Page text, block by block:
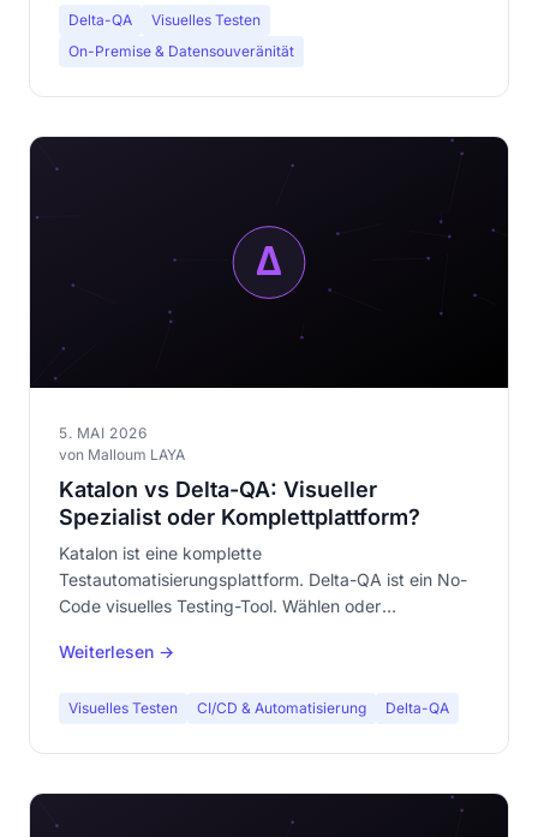
Delta-QA
Visuelles Testen
On-Premise & Datensouveränität
5. MAI 2026
von Malloum LAYA
Katalon vs Delta-QA: Visueller
Spezialist oder Komplettplattform?
Katalon ist eine komplette
Testautomatisierungsplattform. Delta-QA ist ein No-
Code visuelles Testing-Tool. Wählen oder
Entscheidungsfindung.
Weiterlesen →
Visuelles Testen CI/CD & Automatisierung Delta-QA